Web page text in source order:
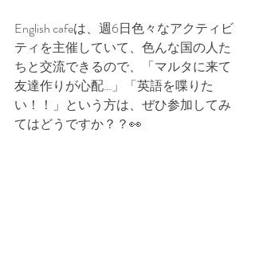
English cafeは、週6日色々なアクティビ
ティを主催していて、色んな国の人た
ちと交流できるので、「マルタに来て
友達作りが心配…」「英語を喋りた
い！！」という方は、ぜひ参加してみ
てはどうですか？？👀